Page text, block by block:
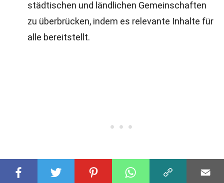
städtischen und ländlichen Gemeinschaften
zu überbrücken, indem es relevante Inhalte für
alle bereitstellt.